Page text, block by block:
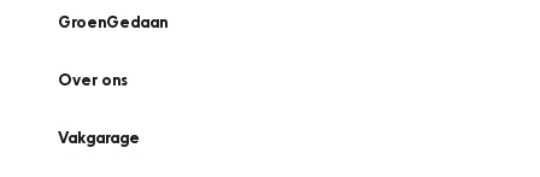
GroenGedaan
Over ons
Vakgarage